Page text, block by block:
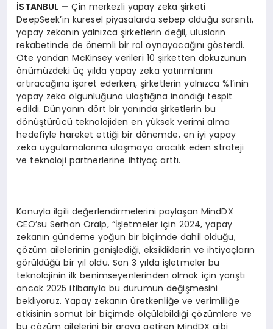
İSTANBUL —Çin merkezli yapay zeka şirketi
DeepSeek’in küresel piyasalarda sebep olduğu sarsıntı,
yapay zekanın yalnızca şirketlerin değil, ulusların
rekabetinde de önemli bir rol oynayacağını gösterdi.
Öte yandan McKinsey verileri 10 şirketten dokuzunun
önümüzdeki üç yılda yapay zeka yatırımlarını
artıracağına işaret ederken, şirketlerin yalnızca %1’inin
yapay zeka olgunluğuna ulaştığına inandığı tespit
edildi. Dünyanın dört bir yanında şirketlerin bu
dönüştürücü teknolojiden en yüksek verimi alma
hedefiyle hareket ettiği bir dönemde, en iyi yapay
zeka uygulamalarına ulaşmaya aracılık eden strateji
ve teknoloji partnerlerine ihtiyaç arttı.
Konuyla ilgili değerlendirmelerini paylaşan MindDX
CEO’su Serhan Oralp, “İşletmeler için 2024, yapay
zekanın gündeme yoğun bir biçimde dahil olduğu,
çözüm ailelerinin genişlediği, eksikliklerin ve ihtiyaçların
görüldüğü bir yıl oldu. Son 3 yılda işletmeler bu
teknolojinin ilk benimseyenlerinden olmak için yarıştı
ancak 2025 itibarıyla bu durumun değişmesini
bekliyoruz. Yapay zekanın üretkenliğe ve verimliliğe
etkisinin somut bir biçimde ölçülebildiği çözümlere ve